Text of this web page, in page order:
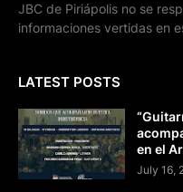
JBC de Piriápolis no se
informaciones vertidas en
LATEST POSTS
en el
July 16,